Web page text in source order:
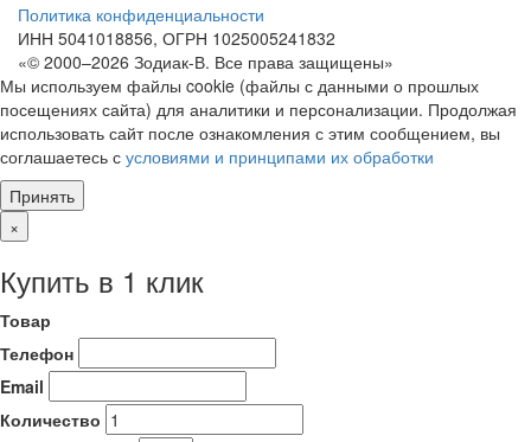
Политика конфиденциальности
ИНН 5041018856, ОГРН 1025005241832
«© 2000–2026 Зодиак-В. Все права защищены»
Мы используем файлы cookie (файлы с данными о прошлых
посещениях сайта) для аналитики и персонализации. Продолжая
использовать сайт после ознакомления с этим сообщением, вы
соглашаетесь с условиями и принципами их обработки
Принять
×
Купить в 1 клик
Товар
Телефон
Email
Количество